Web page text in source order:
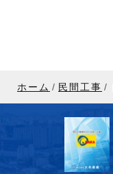
ホーム 民間工事